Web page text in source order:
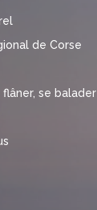
de Corse
flâner, se balader